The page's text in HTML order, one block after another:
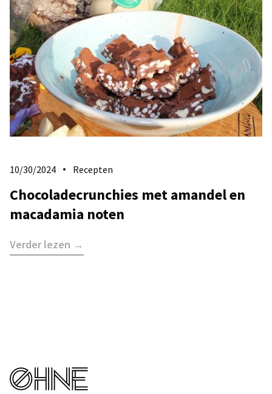
10/30/2024 Recepten
Chocoladecrunchies met amandel en
macadamia noten
Verder lezen →